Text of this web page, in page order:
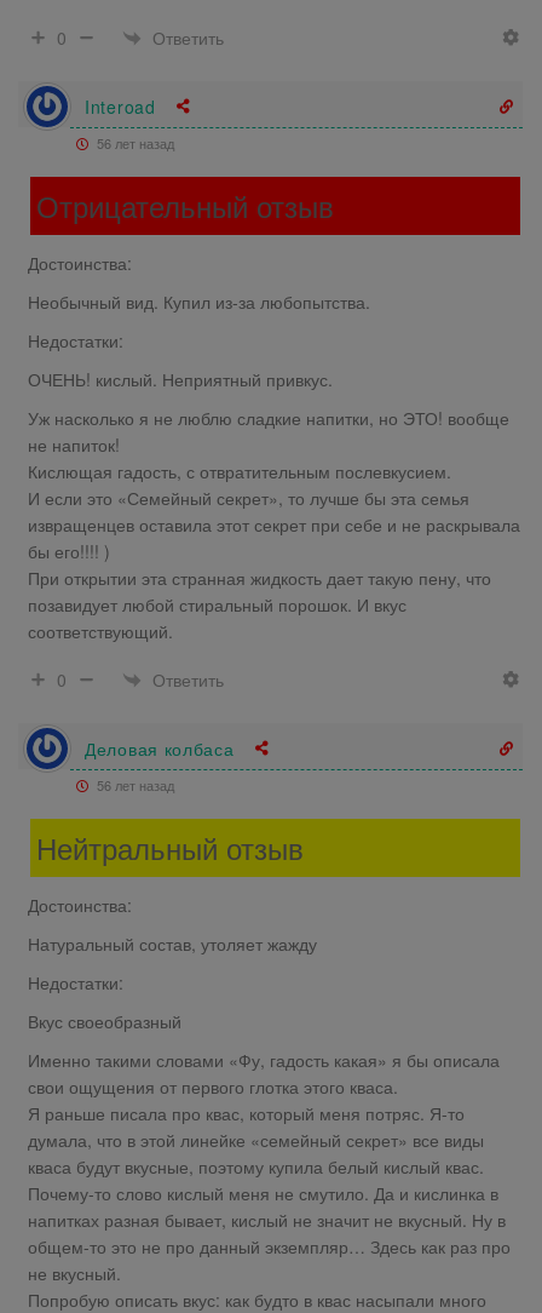
0
Ответить
Interoad
56 лет назад
Отрицательный отзыв
Достоинства:
Необычный вид. Купил из-за любопытства.
Недостатки:
ОЧЕНЬ! кислый. Неприятный привкус.
Уж насколько я не люблю сладкие напитки, но ЭТО! вообще
не напиток!
Кислющая гадость, с отвратительным послевкусием.
И если это «Семейный секрет», то лучше бы эта семья
извращенцев оставила этот секрет при себе и не раскрывала
бы его!!!! )
При открытии эта странная жидкость дает такую пену, что
позавидует любой стиральный порошок. И вкус
соответствующий.
0
Ответить
Деловая колбаса
56 лет назад
Нейтральный отзыв
Достоинства:
Натуральный состав, утоляет жажду
Недостатки:
Вкус своеобразный
Именно такими словами «Фу, гадость какая» я бы описала
свои ощущения от первого глотка этого кваса.
Я раньше писала про квас, который меня потряс. Я-то
думала, что в этой линейке «семейный секрет» все виды
кваса будут вкусные, поэтому купила белый кислый квас.
Почему-то слово кислый меня не смутило. Да и кислинка в
напитках разная бывает, кислый не значит не вкусный. Ну в
общем-то это не про данный экземпляр… Здесь как раз про
не вкусный.
Попробую описать вкус: как будто в квас насыпали много